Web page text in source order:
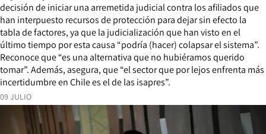
09 JULIO
decisión de iniciar una arremetida judicial contra los afiliados que
han interpuesto recursos de protección para dejar sin efecto la
tabla de factores, ya que la judicialización que han visto en el
último tiempo por esta causa “podría (hacer) colapsar el sistema”.
Reconoce que “es una alternativa que no hubiéramos querido
tomar”. Además, asegura, que “el sector que por lejos enfrenta más
incertidumbre en Chile es el de las isapres”.